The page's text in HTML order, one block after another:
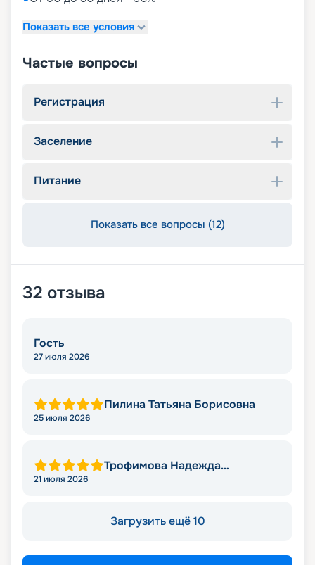
Показать все условия
Частые вопросы
Регистрация
Заселение
Питание
Показать все вопросы (12)
32 отзыва
Гость
27 июля 2026
Пилина Татьяна Борисовна
25 июля 2026
Трофимова Надежда
21 июля 2026
Загрузить ещё 10